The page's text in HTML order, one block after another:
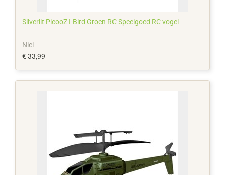
Silverlit PicooZ I-Bird Groen RC Speelgoed RC vogel
Niel
€ 33,99